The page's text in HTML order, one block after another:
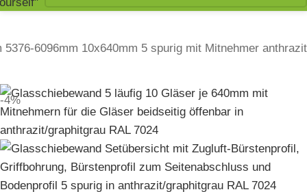
6096mm 10x640mm 5 spurig mit Mitnehmer anthrazit
-4%